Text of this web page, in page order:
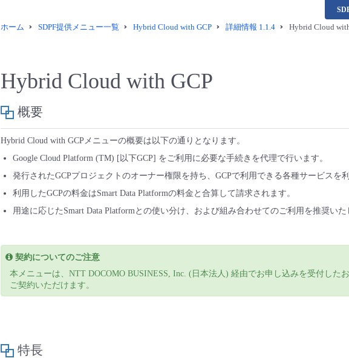
ホーム SDPF提供メニュー一覧 Hybrid Cloud with GCP 詳細情報 1.1.4 Hybrid Cloud
Hybrid Cloud with GCP
概要
Hybrid Cloud with GCPメニューの概要は以下の通りとなります。
Google Cloud Platform (TM) [以下GCP] をご利用に必要な手続きを代理で行います。
発行されたGCPプロジェクトのオーナー権限を持ち、GCPで利用できる各種サービスを
利用したGCPの料金はSmart Data Platformの料金と合算して請求されます。
用途に応じたSmart Data Platformとの使い分け、および組み合わせてのご利用を推奨いた
契約についてのご注意
本メニューは、NTT DOCOMO BUSINESS, Inc. (日本法人) 経由でお申し込みを受付した
ご契約いただけます。
特長